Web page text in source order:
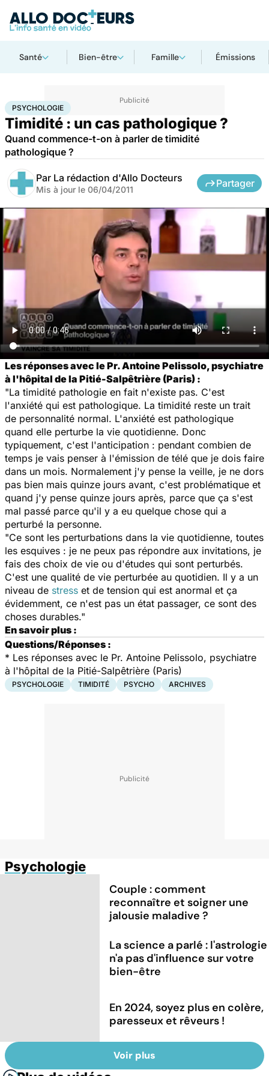
Santé Bien-être Famille Émissions
AccueilBien-être Psycho Psychologie
PSYCHOLOGIE
Timidité : un cas pathologique ?
Quand commence-t-on à parler de timidité
pathologique ?
Par La rédaction d'Allo Docteurs
Mis à jour le 06/04/2011
Partager
Les réponses avec le Pr. Antoine Pelissolo, psychiatre
à l'hôpital de la Pitié-Salpêtrière (Paris) :
"La timidité pathologie en fait n'existe pas. C'est
l'anxiété qui est pathologique. La timidité reste un trait
de personnalité normal. L'anxiété est pathologique
quand elle perturbe la vie quotidienne. Donc
typiquement, c'est l'anticipation : pendant combien de
temps je vais penser à l'émission de télé que je dois faire
dans un mois. Normalement j'y pense la veille, je ne dors
pas bien mais quinze jours avant, c'est problématique et
quand j'y pense quinze jours après, parce que ça s'est
mal passé parce qu'il y a eu quelque chose qui a
perturbé la personne.
"Ce sont les perturbations dans la vie quotidienne, toutes
les esquives : je ne peux pas répondre aux invitations, je
fais des choix de vie ou d'études qui sont perturbés.
C'est une qualité de vie perturbée au quotidien. Il y a un
niveau de stress et de tension qui est anormal et ça
évidemment, ce n'est pas un état passager, ce sont des
choses durables."
En savoir plus :
Questions/Réponses :
* Les réponses avec le Pr. Antoine Pelissolo, psychiatre
à l'hôpital de la Pitié-Salpêtrière (Paris)
PSYCHOLOGIE TIMIDITÉ PSYCHO ARCHIVES
Psychologie
Couple : comment
reconnaître et soigner une
jalousie maladive ?
La science a parlé : l'astrologie
n'a pas d'influence sur votre
bien-être
En 2024, soyez plus en colère,
paresseux et rêveurs !
Voir plus